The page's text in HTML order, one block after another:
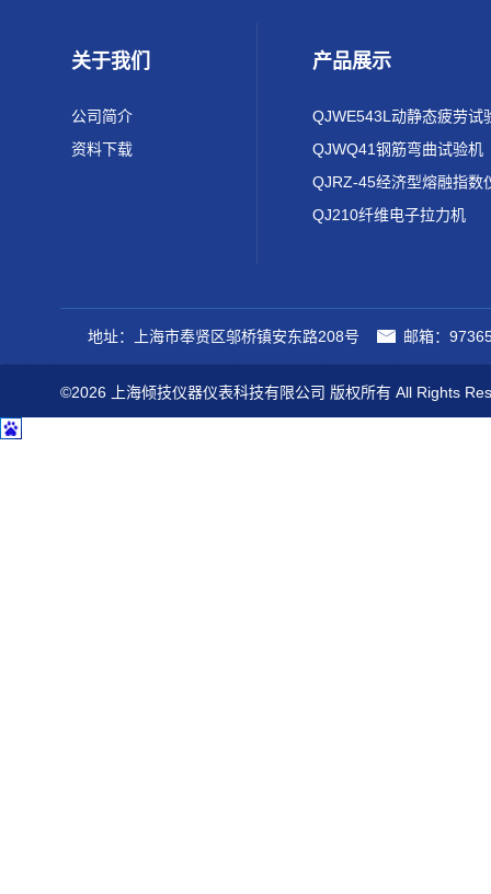
关于我们
公司简介
资料下载
产品展示
QJWE543L动静态疲劳试
QJWQ41钢筋弯曲试验机
QJRZ-45经济型熔融指数
QJ210纤维电子拉力机
地址：上海市奉贤区邬桥镇安东路208号 邮箱：
©2026 上海倾技仪器仪表科技有限公司 版权所有 All Rights